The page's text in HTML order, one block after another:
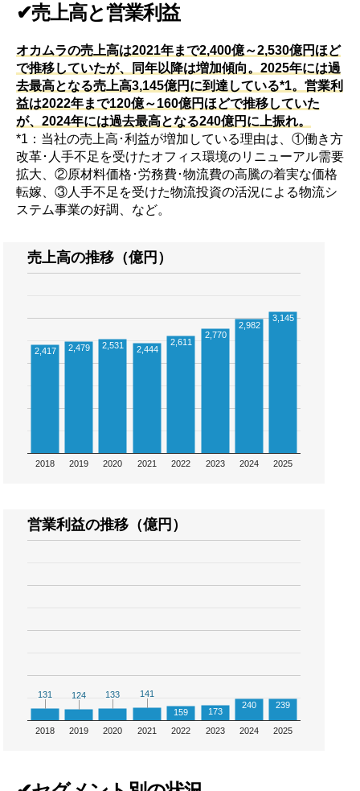
✔売上高と営業利益
オカムラの売上高は2021年まで2,400億～2,530億円ほど
で推移していたが、同年以降は増加傾向。2025年には過
去最高となる売上高3,145億円に到達している*1。営業利
益は2022年まで120億～160億円ほどで推移していた
が、2024年には過去最高となる240億円に上振れ。
*1：当社の売上高･利益が増加している理由は、①働き方
改革･人手不足を受けたオフィス環境のリニューアル需要
拡大、②原材料価格･労務費･物流費の高騰の着実な価格
転嫁、③人手不足を受けた物流投資の活況による物流シ
ステム事業の好調、など。
売上高の推移（億円）
2018 2019 2020 2021 2022 2023 2024 2025
2,417 2,479 2,531 2,444
2,611
2,770
2,982
3,145
営業利益の推移（億円）
2018 2019 2020 2021 2022 2023 2024 2025
131
131 124
124 133
133 141
141
159
173
240 239